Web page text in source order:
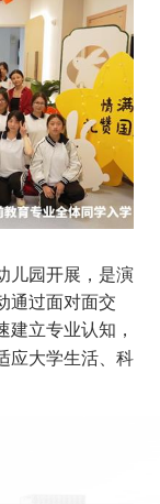
儿园开展，是演
通过面对面交
建立专业认知，
应大学生活、科